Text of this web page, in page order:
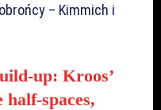
– Kimmich i
up: Kroos’
spaces,